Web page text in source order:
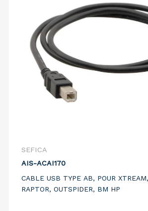
SEFICA
AIS-ACAI170
CABLE USB TYPE AB, POUR
RAPTOR, OUTSPIDER, BM HP